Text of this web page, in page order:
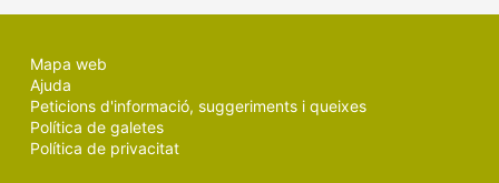
Mapa web
Ajuda
Peticions d'informació, suggeriments i queixes
Política de galetes
Política de privacitat